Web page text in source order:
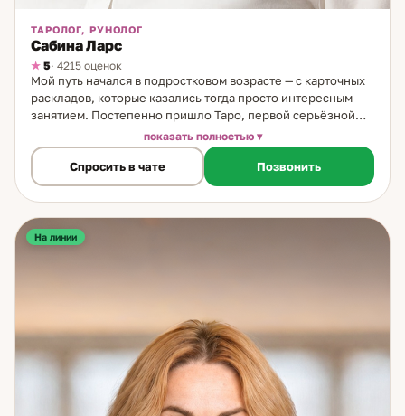
ТАРОЛОГ, РУНОЛОГ
Сабина Ларс
5· 4215 оценок
Мой путь начался в подростковом возрасте — с карточных
раскладов, которые казались тогда просто интересным
занятием. Постепенно пришло Таро, первой серьёзной
колодой стала колода Кроули. Затем руны. И — осознание
родовых способностей по материнской линии, которые
оказались не случайностью, а глубинной основой моей
практики. Сегодня я работаю через синтез нескольких
систем. Основа — Таро и руническая система. В сочетании
они дают высокоточное считывание: я вижу истинные
причины ситуации, скрытые мотивы людей, их внутренние
состояния и намерения — те, что часто не совпадают с тем,
я работаю со стихиями — это отдельное и мощное
направление для тех, кому оно откликается. Отдельное
место занимает считывание внутреннего состояния:
блоки, искажения, внутренние и внешние влияния,
которые незаметно тормозят движение человека. Для
работы с ними я использую авторские и адаптированные
показать полностью
Спросить в чате Позвонить
На линии